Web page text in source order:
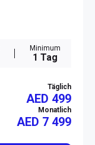
Minimum
1 Tag
Täglich
AED 499
Monatlich
AED 7 499